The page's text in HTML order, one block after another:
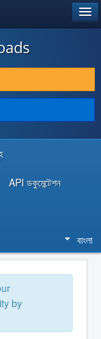
API ডকুমেন্টেশন
বাংলা
by